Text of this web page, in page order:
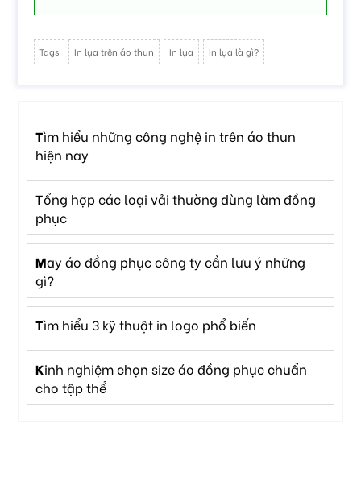
Tags In lụa trên áo thun In lụa In lụa là gì?
tìm hiểu những công nghệ in trên áo thun
hiện nay
tổng hợp các loại vải thường dùng làm đồng
phục
may áo đồng phục công ty cần lưu ý những
gì?
tìm hiểu 3 kỹ thuật in logo phổ biến
kinh nghiệm chọn size áo đồng phục chuẩn
cho tập thể